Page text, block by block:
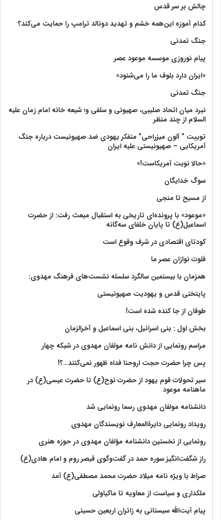
چالش بر سر قدس
کدام آموزه این‌همه خشم و تهدید دونالد ترامپ را حمایت می‌کند؟
جنگ تمدنی
پیام نوروزی موسسه موعود عصر
«ایران دارد بلوف ما را می‌شنود»
جنگ تمدنی
نبرد میان اتحاد صلیبی، صهیونی و سلفی و؛ شیعه خانه امام زمان علیه
السلام از چند منظر
توییت ” آلون میزراحی” متفکر یهودی ضد صهیونیست درباره جنگ
آمریکایی – صهیونیستی علیه ایران
«حالا نوبت آمریکاست!»
سوگ خدایگان
از مسیح تا منجی
«موعود» با پرونده‌ای تاریخی به استقبال مبعث رفت: از حضرت
اسماعیل(ع) تا پایان خلفای سه‌گانه
کودتای اقتصادی در شرف وقوع است
فلوت نوازان عصر ما
همزمان با بیستمین سالگرد سلسله نشست‌های فرهنگ مهدوی:‌
پایتختی قدس و یهودیت صهیونیستی
طوفان از جا کنده شده است!
بخش اول : بنی اسرائیل، بنی اسماعیل و آخرالزمان
مراسم رونمایی از دانش نامه مولفان مهدوی در شبکه چهار
پس چرا حضرت حجت اروحنا فداه ظهور نمی‌کنند…؟!
سیر تحولات قوم یهود از حضرت نوح(ع) تا حضرت عیسی(ع) در
ماهنامه موعود
دانشنامه مولفان مهدوی رسما رونمایی شد
رویداد رونمایی دایرةالمعارف نویسندگان مهدوی
رونمایی از نخستین دانشنامه مؤلفان مهدوی در حوزه هنری
راز شگفت‌انگیز سوره حمد در گفت‌وگوی قیصر روم و امام هادی(ع)
صراط با ویژه نامه میلاد حضرت محمد مصطفی(ع) آمد
ملکداری و سیاست از معاویه تا ماکیاولی
پیام آیت‌الله سیستانی به زائران اربعین حسینی